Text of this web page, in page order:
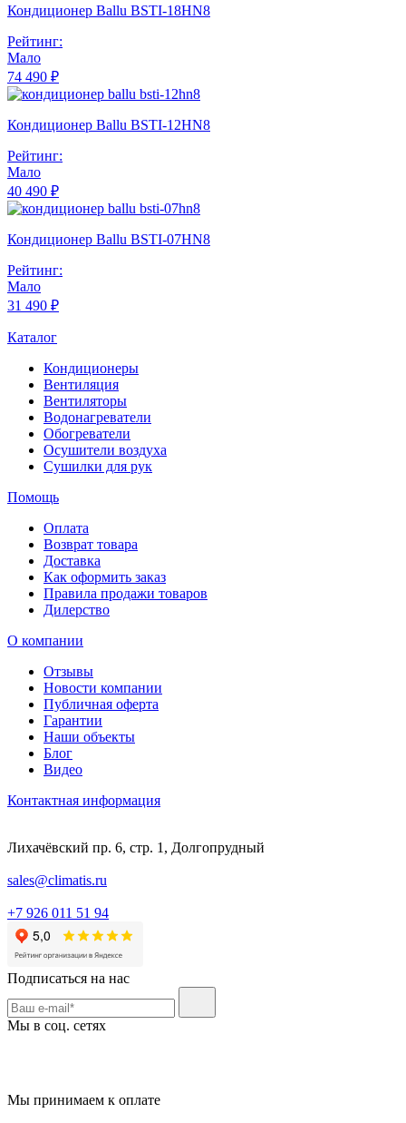
Кондиционер Ballu BSTI-18HN8
Рейтинг:
Мало
74 490 ₽
Кондиционер Ballu BSTI-12HN8
Рейтинг:
Мало
40 490 ₽
Кондиционер Ballu BSTI-07HN8
Рейтинг:
Мало
31 490 ₽
Каталог
Кондиционеры
Вентиляция
Вентиляторы
Водонагреватели
Обогреватели
Осушители воздуха
Сушилки для рук
Помощь
Оплата
Возврат товара
Доставка
Как оформить заказ
Правила продажи товаров
Дилерство
О компании
Отзывы
Новости компании
Публичная оферта
Гарантии
Наши объекты
Блог
Видео
Контактная информация
Лихачёвский пр. 6, стр. 1, Долгопрудный
sales@climatis.ru
+7 926 011 51 94
Подписаться на нас
Мы в соц. сетях
Мы принимаем к оплате